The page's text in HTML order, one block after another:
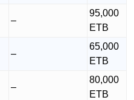
–
95,000
ETB
–
65,000
ETB
–
80,000
ETB